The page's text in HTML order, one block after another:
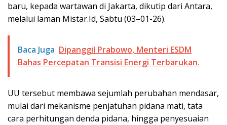
baru, kepada wartawan di Jakarta, dikutip dari Antara,
melalui laman Mistar.Id, Sabtu (03–01-26).
Baca Juga Dipanggil Prabowo, Menteri ESDM
Bahas Percepatan Transisi Energi Terbarukan.
UU tersebut membawa sejumlah perubahan mendasar,
mulai dari mekanisme penjatuhan pidana mati, tata
cara perhitungan denda pidana, hingga penyesuaian